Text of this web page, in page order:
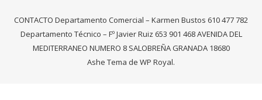
CONTACTO Departamento Comercial – Karmen Bustos 610 477 782
Departamento Técnico – Fº Javier Ruiz 653 901 468 AVENIDA DEL
MEDITERRANEO NUMERO 8 SALOBREÑA GRANADA 18680
Ashe Tema de WP Royal.